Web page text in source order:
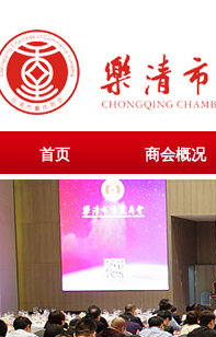
首页 商会概况